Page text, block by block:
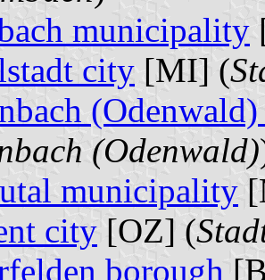
municipality
city [MI] (
(Odenwald)
municipality
city [OZ] (
borough